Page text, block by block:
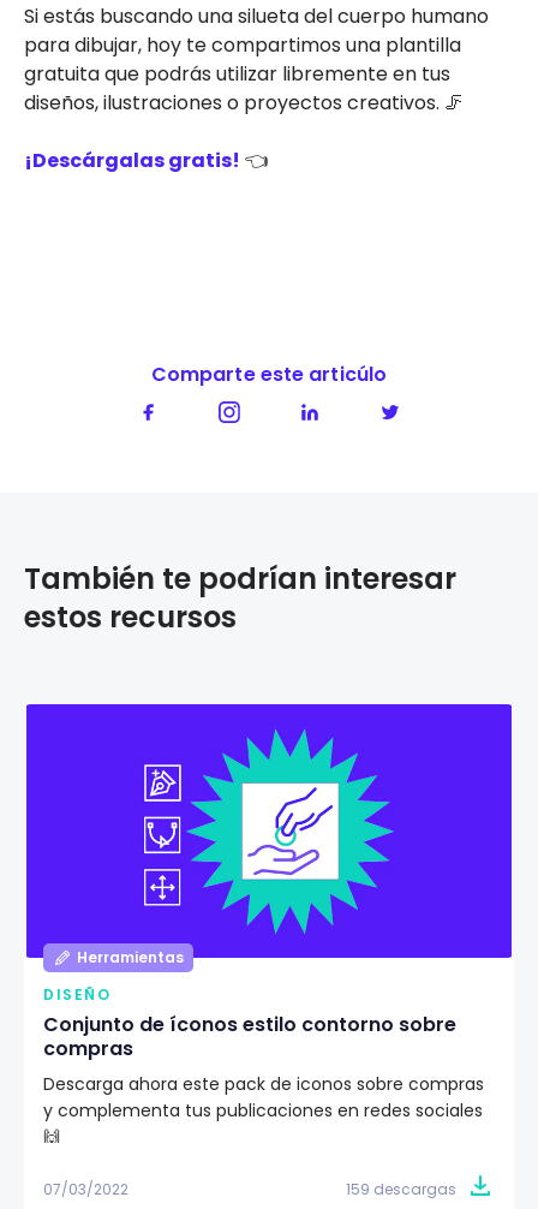
Si estás buscando una silueta del cuerpo humano
para dibujar, hoy te compartimos una plantilla
gratuita que podrás utilizar libremente en tus
diseños, ilustraciones o proyectos creativos. 🦵
¡Descárgalas gratis! 👈
Comparte este articúlo
También te podrían interesar
estos recursos
Herramientas
DISEÑO
Conjunto de íconos estilo contorno sobre
compras
Descarga ahora este pack de iconos sobre compras
y complementa tus publicaciones en redes sociales
🙌
07/03/2022 159 descargas